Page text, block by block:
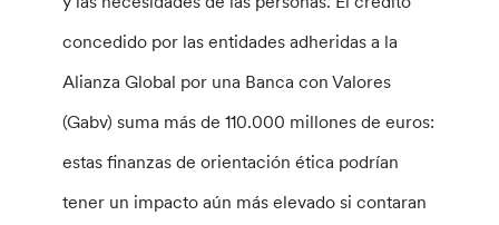
concedido por las entidades adheridas a la
Alianza Global por una Banca con Valores
(Gabv) suma más de 110.000 millones de euros:
estas finanzas de orientación ética podrían
tener un impacto aún más elevado si contaran